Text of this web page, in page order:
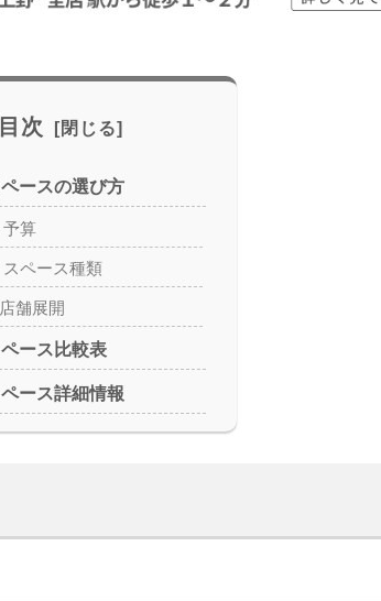
目次
ースの選び方
算
ペース種類
舗展開
ース比較表
ース詳細情報